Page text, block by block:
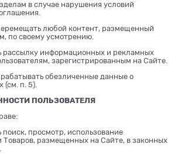
в случае нарушения условий
любой контент, размещенный
по своему усмотрению.
рассылку информационных и рекламных
зарегистрированным на Сайте.
обезличенные данные о
(см. п. 5).
ПОЛЬЗОВАТЕЛЯ
просмотр, использование
размещенных на Сайте, в законных